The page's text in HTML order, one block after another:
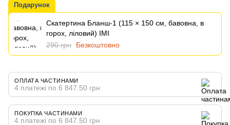
Подарунок
Скатертина Бланш-1 (115 × 150 см, бавовна, в
горох, ліловий) IMI
290 грн
Безкоштовно
ОПЛАТА ЧАСТИНАМИ
4 платежі по 6 847.50 грн
ПОКУПКА ЧАСТИНАМИ
4 платежі по 6 847.50 грн